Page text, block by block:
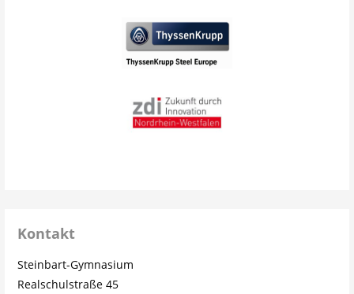
Kontakt
Steinbart-Gymnasium
Realschulstraße 45